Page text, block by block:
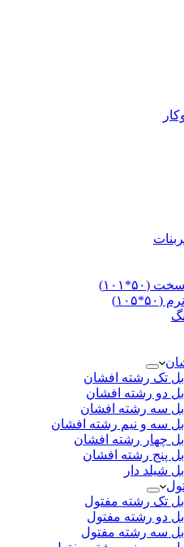
(۵۰*۱۰۱)
تک رشته افشان
دو رشته افشان
سه رشته افشان
سه و نیم رشته افشان
چهار رشته افشان
پنج رشته افشان
شیلد دار
تک رشته مفتول
دو رشته مفتول
سه رشته مفتول